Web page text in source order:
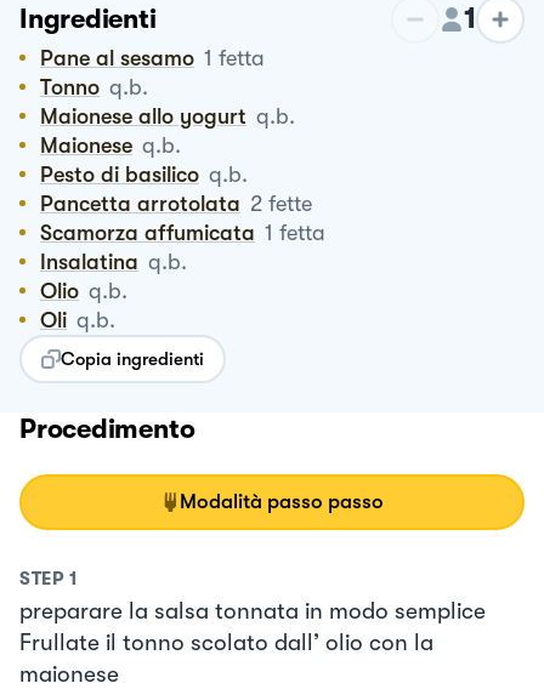
Ingredienti 1
Pane al sesamo 1 fetta
Tonno q.b.
Maionese allo yogurt q.b.
Maionese q.b.
Pesto di basilico q.b.
Pancetta arrotolata 2 fette
Scamorza affumicata 1 fetta
Insalatina q.b.
Olio q.b.
Oli q.b.
Copia ingredienti
Procedimento
Modalità passo passo
STEP 1
preparare la salsa tonnata in modo semplice
Frullate il tonno scolato dall’ olio con la
maionese